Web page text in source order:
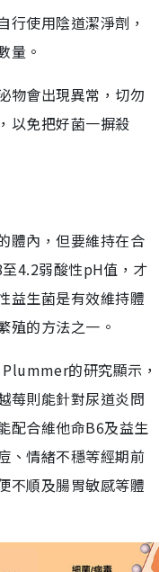
行使用陰道潔淨劑，
量。
物會出現異常，切勿
以免把好菌一摒殺
體內，但要維持在合
4.2弱酸性pH值，才
益生菌是有效維持體
殖的方法之一。
的研究顯示，
莓則能針對尿道炎問
配合維他命B6及益生
、情緒不穩等經期前
不順及腸胃敏感等體